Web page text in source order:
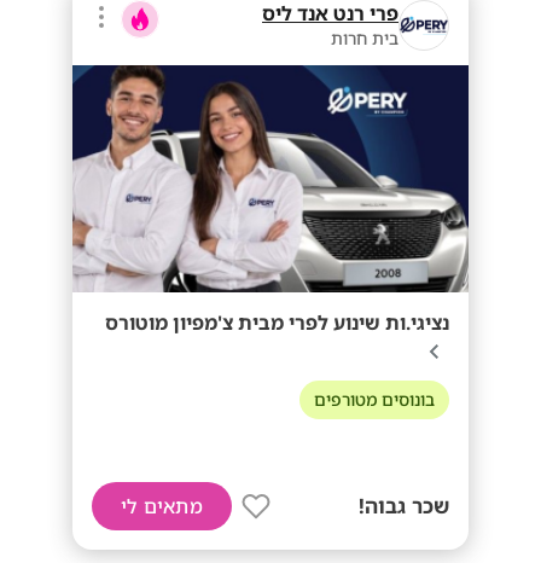
פרי רנט אנד ליס
בית חרות
נציגי.ות שינוע לפרי מבית צ'מפיון מוטורס
בונוסים מטורפים
שכר גבוה! מתאים לי